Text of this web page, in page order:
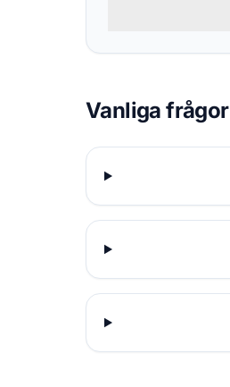
Vanliga frågor